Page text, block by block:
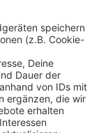
im Einsatz,
zu messen.
werden ab